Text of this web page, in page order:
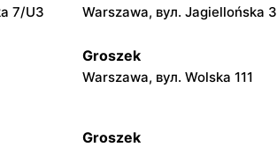
7/U3 Warszawa, вул. Jagiellońska 3
Groszek
Warszawa, вул. Wolska 111
Groszek